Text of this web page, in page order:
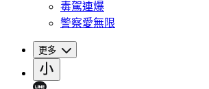
毒駕連爆
警察愛無限
更多